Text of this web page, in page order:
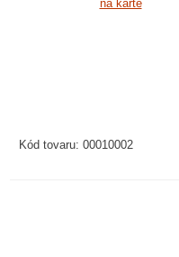
Kód tovaru: 00010002